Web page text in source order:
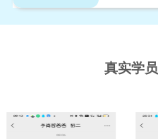
真实学员